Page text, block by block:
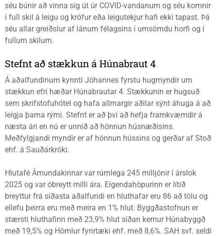
séu búnir að vinna sig út úr COVID-vandanum og séu komnir
í full skil á leigu og kröfur eða leigutekjur hafi ekki tapast. Þá
séu allar greiðslur af lánum félagsins í umsömdu horfi og í
fullum skilum.
Stefnt að stækkun á Húnabraut 4
Á aðalfundinum kynnti Jóhannes fyrstu hugmyndir um
stækkun efri hæðar Húnabrautar 4. Stækkunin er hugsuð
sem skrifstofuhótel og hafa allmargir aðilar sýnt áhuga á að
leigja þarna rými. Stefnt er að því að hefja framkvæmdir á
næsta ári en nú er unnið að hönnun húsnæðisins.
Meðfylgjandi myndir er af hönnun hússins og gerðar af Stoð
ehf. á Sauðárkróki.
Hlutafé Ámundakinnar var rúmlega 245 milljónir í árslok
2025 og var óbreytt milli ára. Eigendahópurinn er lítið
breyttur frá síðasta aðalfundi en hluthafar eru 86 að tölu og
ellefu þeirra eru með meira en 1% hlut. Byggðastofnun er
stærsti hluthafinn með 23,9% hlut síðan kemur Húnabyggð
með 19,5% og Hömlur fyrirtæki ehf. með 8,6%. SAH svf. seldi